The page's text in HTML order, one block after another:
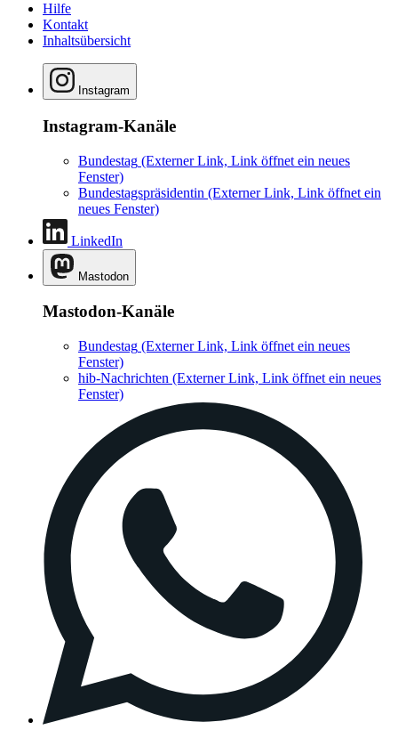
Hilfe
Kontakt
Inhaltsübersicht
Instagram
Instagram-Kanäle
Bundestag (Externer Link, Link öffnet ein neues
Fenster)
Bundestagspräsidentin (Externer Link, Link öffnet ein
neues Fenster)
LinkedIn
Mastodon
Mastodon-Kanäle
Bundestag (Externer Link, Link öffnet ein neues
Fenster)
hib-Nachrichten (Externer Link, Link öffnet ein neues
Fenster)